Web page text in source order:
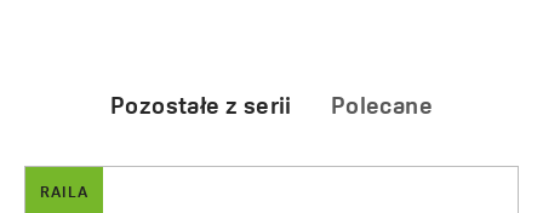
Pozostałe z serii Polecane
RAILA
ARNO